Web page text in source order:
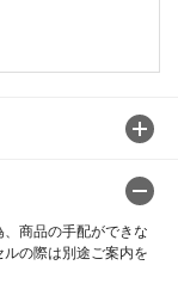
商品の手配ができな
の際は別途ご案内を